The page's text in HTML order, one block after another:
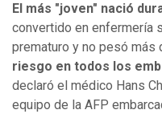
El más "joven" nació
convertido en enfermería
prematuro y no pesó más
riesgo en todos los
declaró el médico Hans
equipo de la AFP